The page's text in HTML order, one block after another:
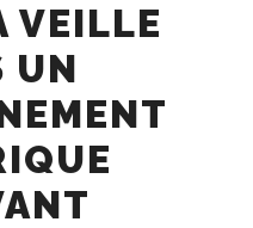
VEILLE
UN